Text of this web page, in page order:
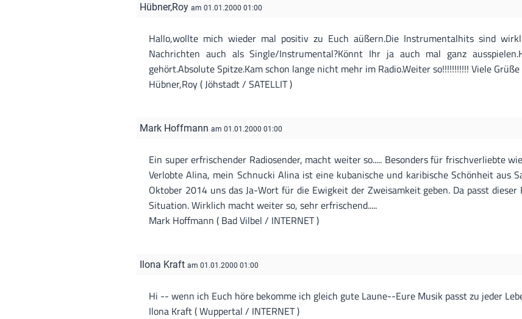
Hübner,Roy am 01.01.2000 01:00
Hallo,wollte mich wieder mal positiv zu Euch aüßern.Die Instrumentalhits sind
Nachrichten auch als Single/Instrumental?Könnt Ihr ja auch mal ganz
gehört.Absolute Spitze.Kam schon lange nicht mehr im Radio.Weiter so!!!!!!!!!!! Viele Grüße
Hübner,Roy ( Jöhstadt / SATELLIT )
Mark Hoffmann am 01.01.2000 01:00
Ein super erfrischender Radiosender, macht weiter so..... Besonders für frischverliebte
Verlobte Alina, mein Schnucki Alina ist eine kubanische und karibische Schönheit aus
Oktober 2014 uns das Ja-Wort für die Ewigkeit der Zweisamkeit geben. Da passt dieser
Situation. Wirklich macht weiter so, sehr erfrischend.....
Mark Hoffmann ( Bad Vilbel / INTERNET )
Ilona Kraft am 01.01.2000 01:00
Hi -- wenn ich Euch höre bekomme ich gleich gute Laune--Eure Musik passt zu jeder
Ilona Kraft ( Wuppertal / INTERNET )